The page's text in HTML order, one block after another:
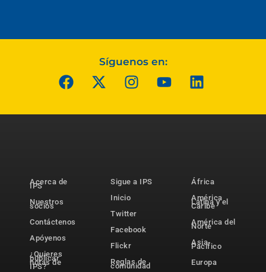
Síguenos en:
Acerca de
IPS
Nuestros
socios
Contáctenos
Apóyenos
¿Quieres
publicar
notas de
IPS?
Sigue a IPS
Inicio
Twitter
Facebook
Flickr
Reglas de
comunidad
África
América
Latina y el
Caribe
América del
Norte
Asia-
Pacífico
Europa